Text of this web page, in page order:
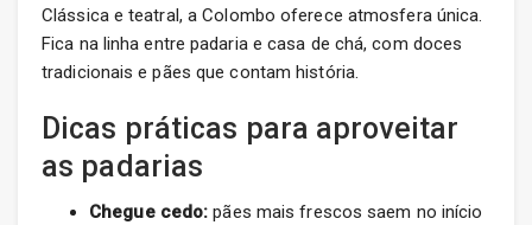
Clássica e teatral, a Colombo oferece atmosfera única.
Fica na linha entre padaria e casa de chá, com doces
tradicionais e pães que contam história.
Dicas práticas para aproveitar
as padarias
Chegue cedo: pães mais frescos saem no início